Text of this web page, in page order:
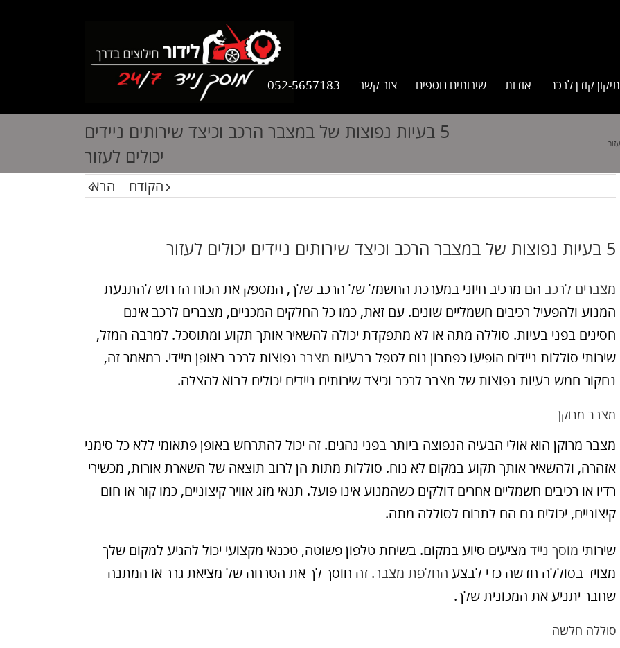
תיקון קודן לרכב אודות שירותים נוספים צור קשר 052-5657183
5 בעיות נפוצות של במצבר הרכב וכיצד שירותים ניידים
יכולים לעזור
הקודם הבא
5 בעיות נפוצות של במצבר הרכב וכיצד שירותים ניידים יכולים לעזור
מצברים לרכב הם מרכיב חיוני במערכת החשמל של הרכב שלך, המספק את הכוח הדרוש להתנעת
המנוע ולהפעיל רכיבים חשמליים שונים. עם זאת, כמו כל החלקים המכניים, מצברים לרכב אינם
חסינים בפני בעיות. סוללה מתה או לא מתפקדת יכולה להשאיר אותך תקוע ומתוסכל. למרבה המזל,
שירותי סוללות ניידים הופיעו כפתרון נוח לטפל בבעיות מצבר נפוצות לרכב באופן מיידי. במאמר זה,
נחקור חמש בעיות נפוצות של מצבר לרכב וכיצד שירותים ניידים יכולים לבוא להצלה.
מצבר מרוקן
מצבר מרוקן הוא אולי הבעיה הנפוצה ביותר בפני נהגים. זה יכול להתרחש באופן פתאומי ללא כל סימני
אזהרה, ולהשאיר אותך תקוע במקום לא נוח. סוללות מתות הן לרוב תוצאה של השארת אורות, מכשירי
רדיו או רכיבים חשמליים אחרים דולקים כשהמנוע אינו פועל. תנאי מזג אוויר קיצוניים, כמו קור או חום
קיצוניים, יכולים גם הם לתרום לסוללה מתה.
שירותי מוסך נייד מציעים סיוע במקום. בשיחת טלפון פשוטה, טכנאי מקצועי יכול להגיע למקום שלך
מצויד בסוללה חדשה כדי לבצע החלפת מצבר. זה חוסך לך את הטרחה של מציאת גרר או המתנה
שחבר יתניע את המכונית שלך.
סוללה חלשה